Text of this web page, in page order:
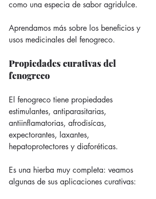
como una especia de sabor agridulce.
Aprendamos más sobre los beneficios y
usos medicinales del fenogreco.
Propiedades curativas del
fenogreco
El fenogreco tiene propiedades
estimulantes, antiparasitarias,
antiinflamatorias, afrodisícas,
expectorantes, laxantes,
hepatoprotectores y diaforéticas.
Es una hierba muy completa: veamos
algunas de sus aplicaciones curativas: